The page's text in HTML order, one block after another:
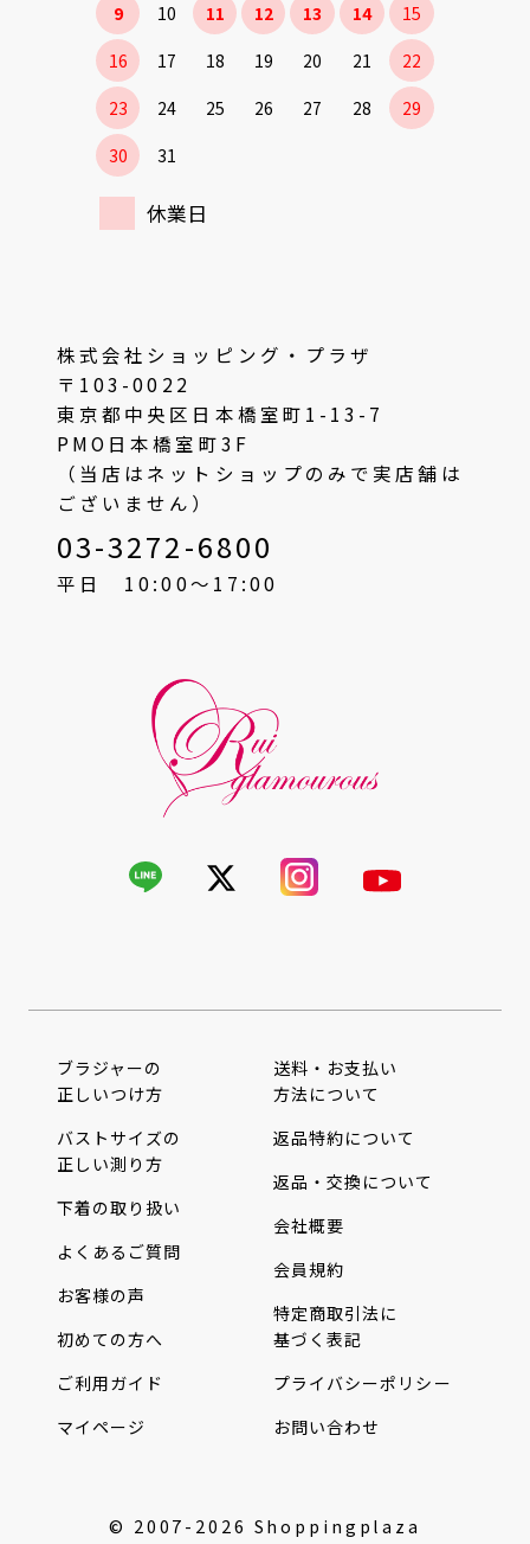
9
10 11 12 13 14
15
16
17 18 19 20 21
22
23
24 25 26 27 28
29
30
31
休業日
株式会社ショッピング・プラザ
〒103-0022
東京都中央区日本橋室町1-13-7
PMO日本橋室町3F
（当店はネットショップのみで実店舗は
ございません）
03-3272-6800
平日 10:00〜17:00
ブラジャーの
正しいつけ方
バストサイズの
正しい測り方
下着の取り扱い
よくあるご質問
お客様の声
初めての方へ
ご利用ガイド
マイページ
送料・お支払い
方法について
返品特約について
返品・交換について
会社概要
会員規約
特定商取引法に
基づく表記
プライバシーポリシー
お問い合わせ
© 2007-2026 Shoppingplaza